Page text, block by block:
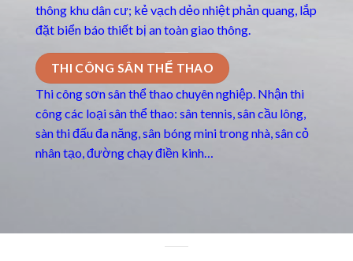
thông khu dân cư; kẻ vạch dẻo nhiệt phản quang, lắp
đặt biển báo thiết bị an toàn giao thông.
THI CÔNG SÂN THỂ THAO
Thi công sơn sân thể thao chuyên nghiệp. Nhận thi
công các loại sân thể thao: sân tennis, sân cầu lông,
sàn thi đấu đa năng, sân bóng mini trong nhà, sân cỏ
nhân tạo, đường chạy điền kinh…